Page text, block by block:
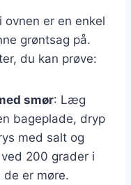
er en enkel
grøntsag på.
du kan prøve:
smør: Læg
bageplade, dryp
med salt og
200 grader i
de er møre.